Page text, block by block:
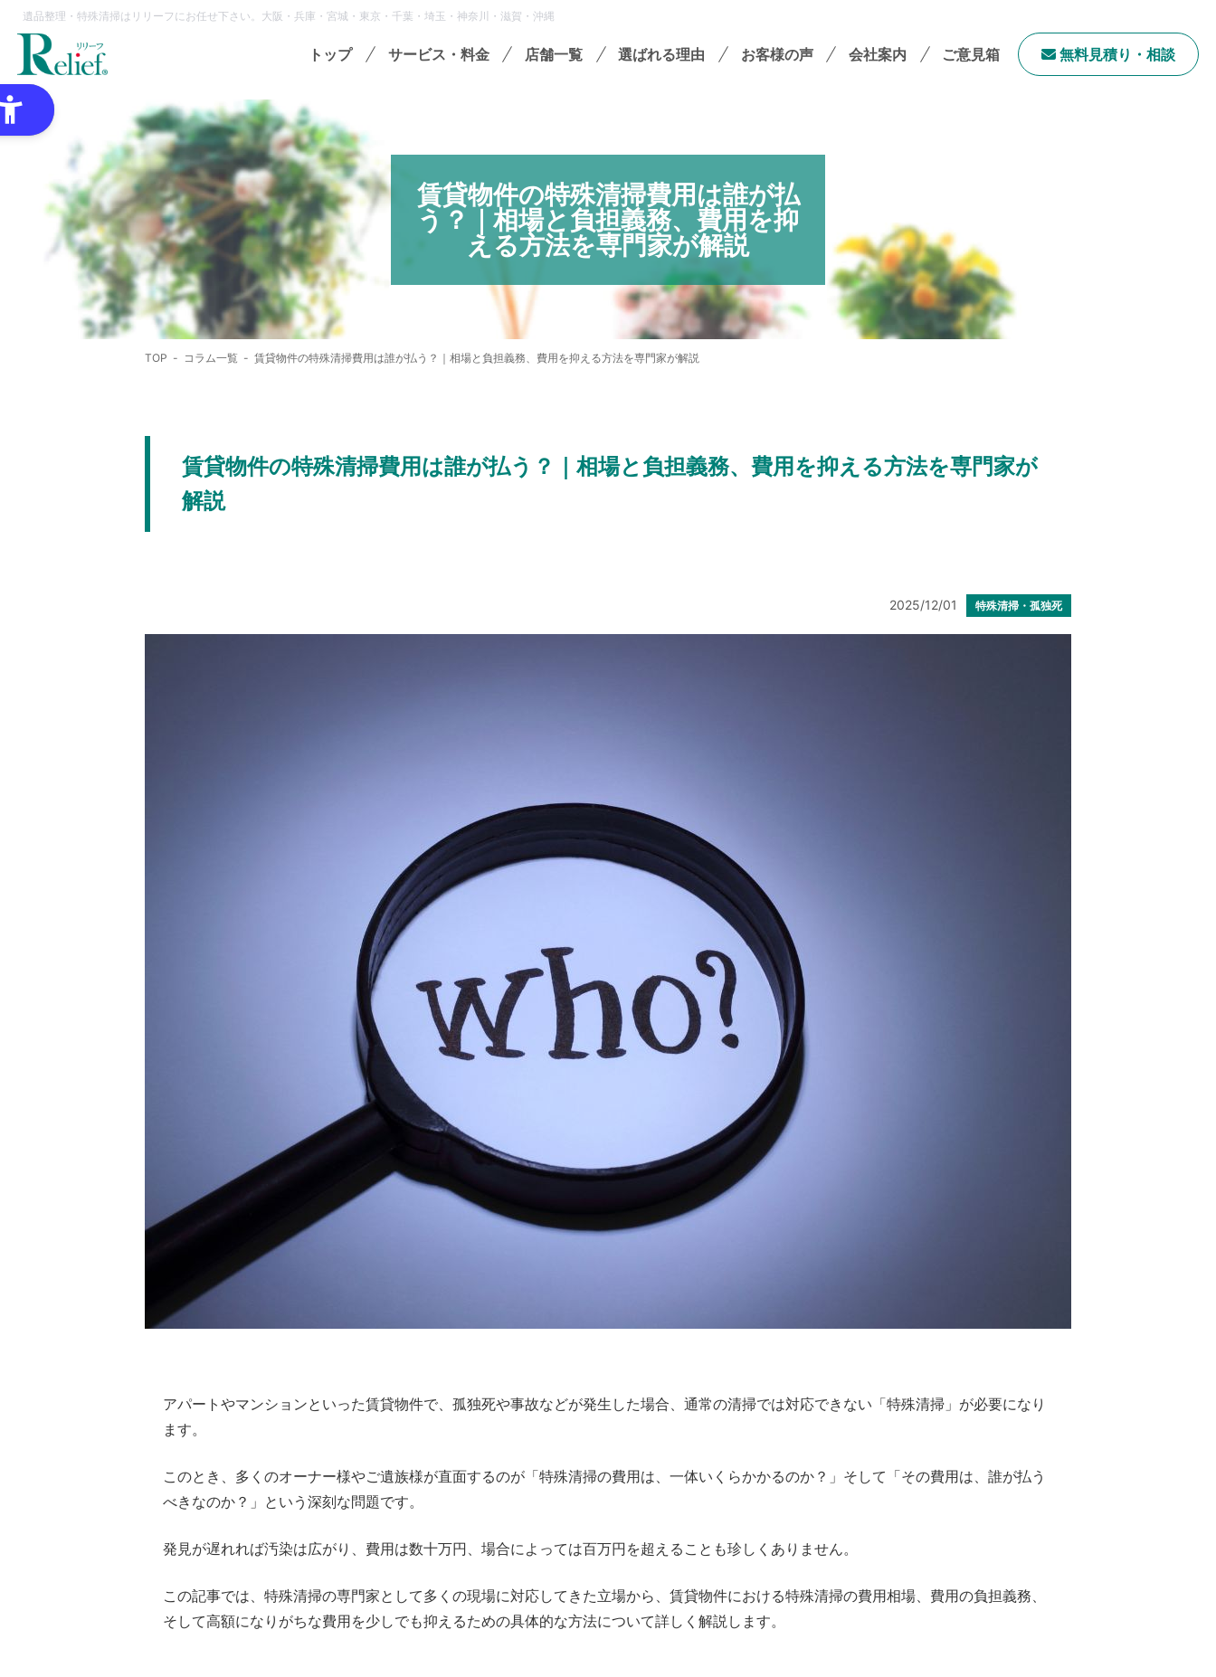
トップ サービス・料金
特殊清掃・孤独死
ゴミ屋敷・モノ屋敷
オプションサービス
店舗一覧 選ばれる理由 お客様の声 会社案内
サステナビリティ
「ユニウェブ」の使い方
フランチャイズ加盟オーナー募集
ご意見箱 無料⾒積り・相談
賃貸物件の特殊清掃費用は誰が払
う？｜相場と負担義務、費用を抑
える方法を専門家が解説
遺品整理・特殊清掃はリリーフにお任せ下さい。大阪・兵庫・宮城・東京・千葉・埼玉・神奈川・滋賀・沖縄
TOP コラム一覧 賃貸物件の特殊清掃費用は誰が払う？｜相場と負担義務、費用を抑える方法を専門家が解説
賃貸物件の特殊清掃費用は誰が払う？｜相場と負担義務、費用を抑える方法を専門家が
解説
2025/12/01 特殊清掃・孤独死
アパートやマンションといった賃貸物件で、孤独死や事故などが発生した場合、通常の清掃では対応できない「特殊清掃」が必要になり
ます。
このとき、多くのオーナー様やご遺族様が直面するのが「特殊清掃の費用は、一体いくらかかるのか？」そして「その費用は、誰が払う
べきなのか？」という深刻な問題です。
発見が遅れれば汚染は広がり、費用は数十万円、場合によっては百万円を超えることも珍しくありません。
この記事では、特殊清掃の専門家として多くの現場に対応してきた立場から、賃貸物件における特殊清掃の費用相場、費用の負担義務、
そして高額になりがちな費用を少しでも抑えるための具体的な方法について詳しく解説します。